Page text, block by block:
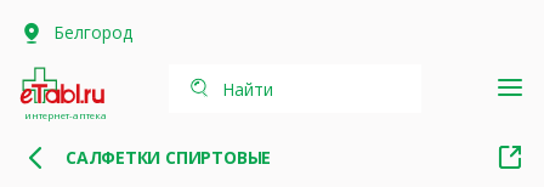
Белгород
интернет-аптека
Найти
САЛФЕТКИ СПИРТОВЫЕ